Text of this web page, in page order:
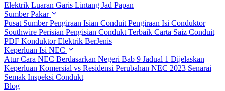
Elektrik Luaran Garis Lintang Jad Papan
Sumber Pakar
Pusat SumberPengiraan Isian Conduit Pengiraan Isi Conduktor
Southwire Perisian Pengisian Condukt Terbaik Carta Saiz Conduit
PDF Konduktor Elektrik BerJenis
Keperluan Isi NEC
Atur Cara NEC Berdasarkan Negeri Bab 9 Jadual 1 Dijelaskan
Keperluan Komersial vs Residensi Perubahan NEC 2023 Senarai
Semak Inspeksi Condukt
Blog